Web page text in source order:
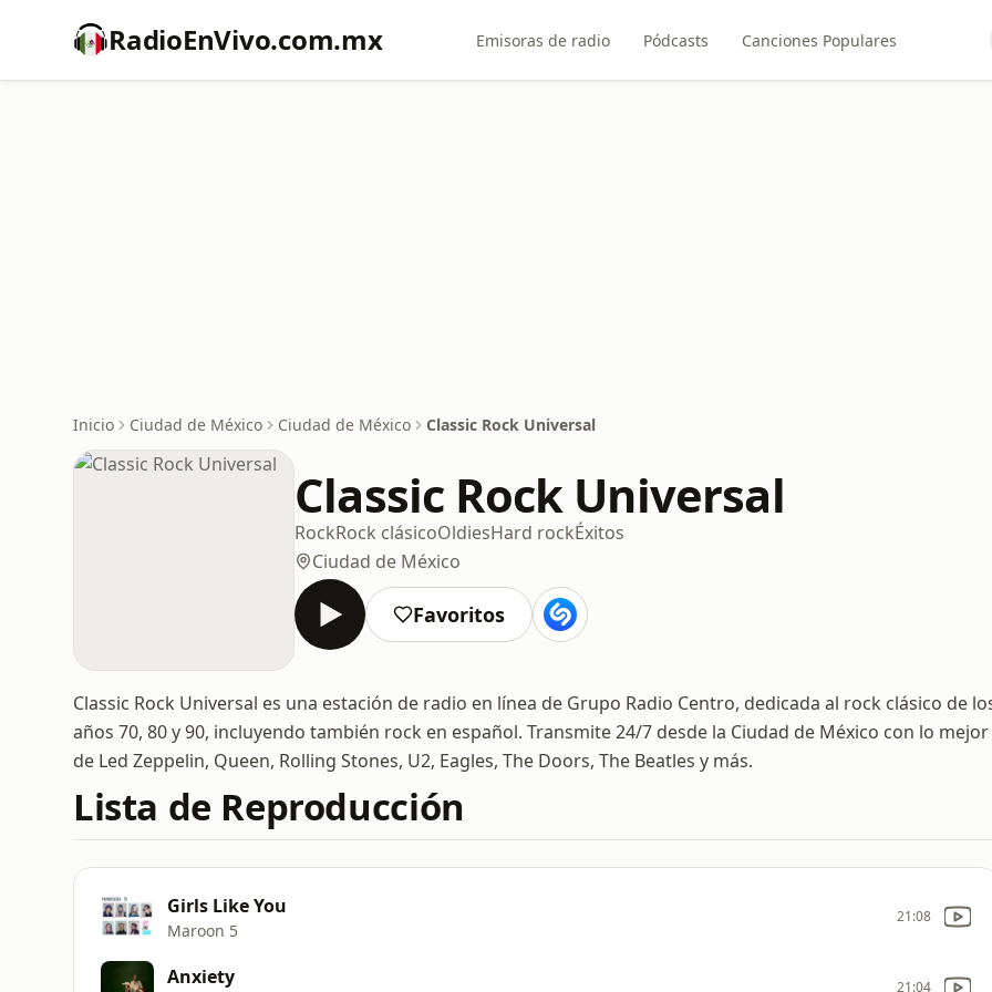
RadioEnVivo.com.mx Emisoras de radio Pódcasts Canciones Populares
Inicio Ciudad de México Ciudad de México Classic Rock Universal
Classic Rock Universal
RockRock clásicoOldiesHard rockÉxitos
Ciudad de México
Favoritos
Classic Rock Universal es una estación de radio en línea de Grupo Radio Centro, dedicada al rock clásico de
años 70, 80 y 90, incluyendo también rock en español. Transmite 24/7 desde la Ciudad de México con lo mejor
de Led Zeppelin, Queen, Rolling Stones, U2, Eagles, The Doors, The Beatles y más.
Lista de Reproducción
Girls Like You
Maroon 5
21:08
Anxiety 21:04